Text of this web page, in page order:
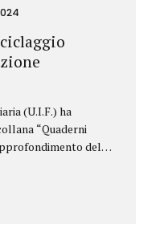
(U.I.F.) ha
“Quaderni
del
della